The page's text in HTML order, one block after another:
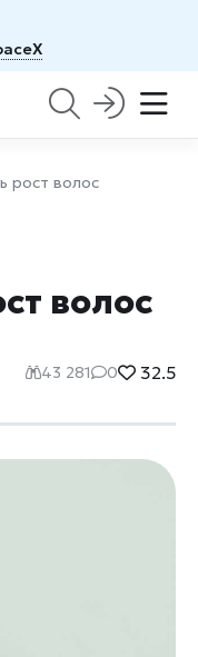
рост волос
волос
43 281 0 32.5